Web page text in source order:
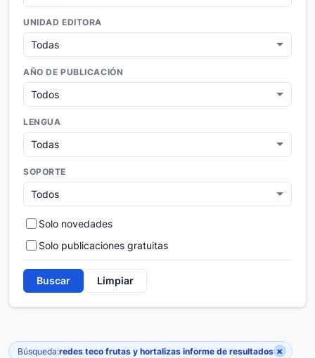
UNIDAD EDITORA
AÑO DE PUBLICACIÓN
LENGUA
SOPORTE
Solo novedades
Solo publicaciones gratuitas
Buscar Limpiar
Búsqueda:redes teco frutas y hortalizas informe de resultados ×